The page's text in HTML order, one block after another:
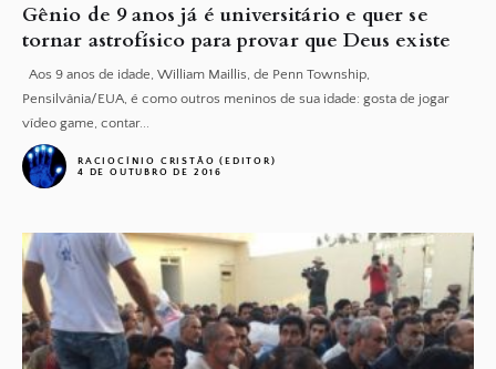
Gênio de 9 anos já é universitário e quer se
tornar astrofísico para provar que Deus existe
Aos 9 anos de idade, William Maillis, de Penn Township,
Pensilvânia/EUA, é como outros meninos de sua idade: gosta de jogar
vídeo game, contar...
RACIOCÍNIO CRISTÃO (EDITOR)
4 DE OUTUBRO DE 2016